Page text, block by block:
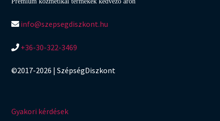
info@szepsegdiszkont.hu
+36-30-322-3469
©2017-2026 | SzépségDiszkont
Gyakori kérdések